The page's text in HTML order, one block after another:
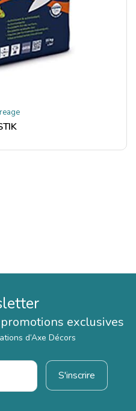
exclusives
d’Axe Décors